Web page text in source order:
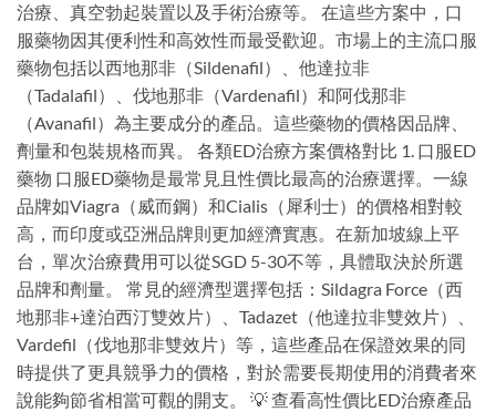
治療、真空勃起裝置以及手術治療等。 在這些方案中，口
服藥物因其便利性和高效性而最受歡迎。市場上的主流口服
藥物包括以西地那非（Sildenafil）、他達拉非
（Tadalafil）、伐地那非（Vardenafil）和阿伐那非
（Avanafil）為主要成分的產品。這些藥物的價格因品牌、
劑量和包裝規格而異。 各類ED治療方案價格對比 1. 口服ED
藥物 口服ED藥物是最常見且性價比最高的治療選擇。一線
品牌如Viagra（威而鋼）和Cialis（犀利士）的價格相對較
高，而印度或亞洲品牌則更加經濟實惠。在新加坡線上平
台，單次治療費用可以從SGD 5-30不等，具體取決於所選
品牌和劑量。 常見的經濟型選擇包括：Sildagra Force（西
地那非+達泊西汀雙效片）、Tadazet（他達拉非雙效片）、
Vardefil（伐地那非雙效片）等，這些產品在保證效果的同
時提供了更具競爭力的價格，對於需要長期使用的消費者來
說能夠節省相當可觀的開支。 💡 查看高性價比ED治療產品